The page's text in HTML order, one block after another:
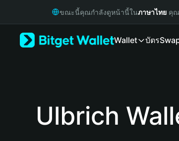
Русский
ขณะนี้คุณกำลังดูหน้านี้ในภาษาไทย คุณ
Wallet บัตร
Ulbrich